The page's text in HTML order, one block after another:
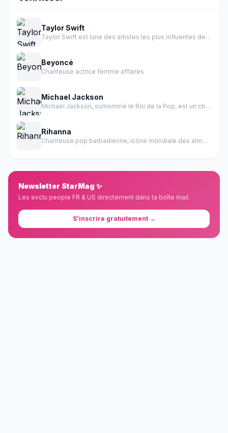
Taylor Swift
Taylor Swift est lune des artistes les plus influentes de l histoire de la musique.
Beyoncé
Chanteuse actrice femme affaires
Michael Jackson
Michael Jackson, surnommé le Roi de la Pop, est un chanteur, auteur-compositeur, danseur et producteur américain.
Rihanna
Chanteuse pop barbadienne, icône mondiale des années 2000-2010
Newsletter StarMag ✨
Les exclu people FR & US directement dans ta boîte mail.
S'inscrire gratuitement →